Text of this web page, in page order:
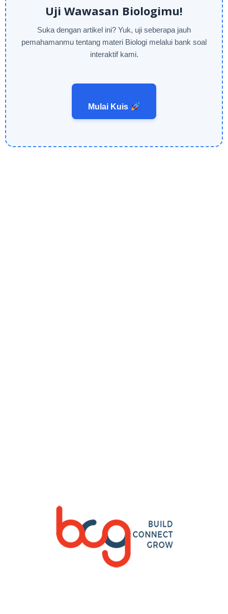
Uji Wawasan Biologimu!
Suka dengan artikel ini? Yuk, uji seberapa jauh
pemahamanmu tentang materi Biologi melalui bank soal
interaktif kami.
Mulai Kuis